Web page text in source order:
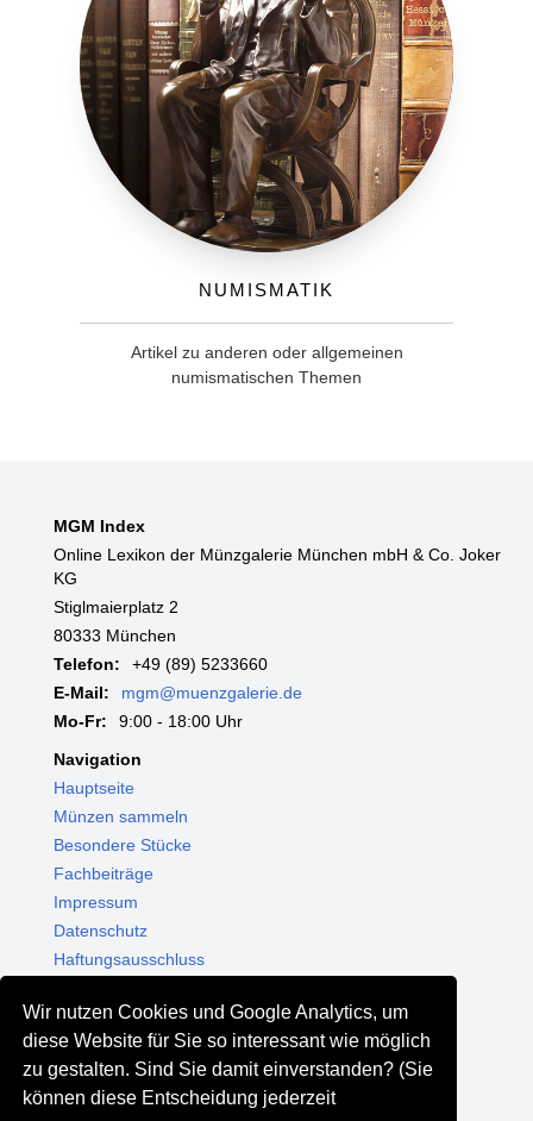
Wir nutzen Cookies und Google Analytics, um
diese Website für Sie so interessant wie möglich
zu gestalten. Sind Sie damit einverstanden? (Sie
können diese Entscheidung jederzeit
Numismatik
Artikel zu anderen oder allgemeinen
numismatischen Themen
MGM Index
Online Lexikon der Münzgalerie München mbH & Co. Joker
KG
Stiglmaierplatz 2
80333 München
Telefon:
+49 (89) 5233660
E-Mail:
mgm@muenzgalerie.de
Mo-Fr:
9:00 - 18:00 Uhr
Navigation
Hauptseite
Münzen sammeln
Besondere Stücke
Fachbeiträge
Impressum
Datenschutz
Haftungsausschluss
Shop - Online kaufen
Münzgalerie München
MGM Schmuck
MGM Pfand